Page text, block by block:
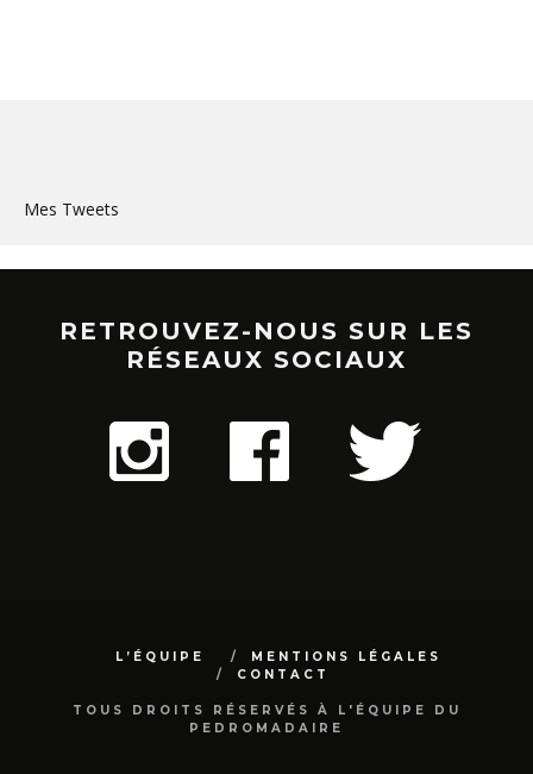
Mes Tweets
RETROUVEZ-NOUS SUR LES
RÉSEAUX SOCIAUX
L’ÉQUIPE
MENTIONS LÉGALES
CONTACT
TOUS DROITS RÉSERVÉS À L'ÉQUIPE DU
PEDROMADAIRE